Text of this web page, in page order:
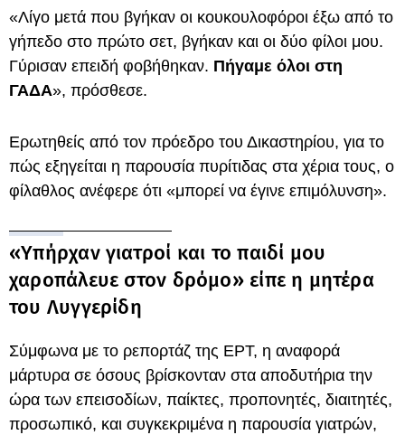
«Λίγο μετά που βγήκαν οι κουκουλοφόροι έξω από το
γήπεδο στο πρώτο σετ, βγήκαν και οι δύο φίλοι μου.
Γύρισαν επειδή φοβήθηκαν. Πήγαμε όλοι στη
ΓΑΔΑ», πρόσθεσε.
Ερωτηθείς από τον πρόεδρο του Δικαστηρίου, για το
πώς εξηγείται η παρουσία πυρίτιδας στα χέρια τους, ο
φίλαθλος ανέφερε ότι «μπορεί να έγινε επιμόλυνση».
«Υπήρχαν γιατροί και το παιδί μου
χαροπάλευε στον δρόμο» είπε η μητέρα
του Λυγγερίδη
Σύμφωνα με το ρεπορτάζ της ΕΡΤ, η αναφορά
μάρτυρα σε όσους βρίσκονταν στα αποδυτήρια την
ώρα των επεισοδίων, παίκτες, προπονητές, διαιτητές,
προσωπικό, και συγκεκριμένα η παρουσία γιατρών,